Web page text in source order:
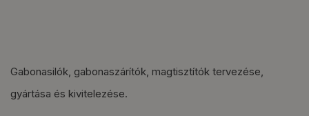
Gabonasilók, gabonaszárítók, magtisztítók tervezése,
gyártása és kivitelezése.